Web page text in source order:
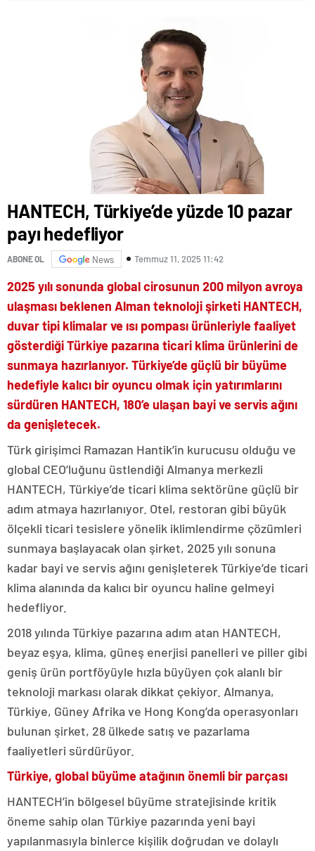
HANTECH, Türkiye’de yüzde 10 pazar
payı hedefliyor
ABONE OL News Temmuz 11, 2025 11:42
2025 yılı sonunda global cirosunun 200 milyon avroya
ulaşması beklenen Alman teknoloji şirketi HANTECH,
duvar tipi klimalar ve ısı pompası ürünleriyle faaliyet
gösterdiği Türkiye pazarına ticari klima ürünlerini de
sunmaya hazırlanıyor. Türkiye’de güçlü bir büyüme
hedefiyle kalıcı bir oyuncu olmak için yatırımlarını
sürdüren HANTECH, 180’e ulaşan bayi ve servis ağını
da genişletecek.
Türk girişimci Ramazan Hantik’in kurucusu olduğu ve
global CEO’luğunu üstlendiği Almanya merkezli
HANTECH, Türkiye’de ticari klima sektörüne güçlü bir
adım atmaya hazırlanıyor. Otel, restoran gibi büyük
ölçekli ticari tesislere yönelik iklimlendirme çözümleri
sunmaya başlayacak olan şirket, 2025 yılı sonuna
kadar bayi ve servis ağını genişleterek Türkiye’de ticari
klima alanında da kalıcı bir oyuncu haline gelmeyi
hedefliyor.
2018 yılında Türkiye pazarına adım atan HANTECH,
beyaz eşya, klima, güneş enerjisi panelleri ve piller gibi
geniş ürün portföyüyle hızla büyüyen çok alanlı bir
teknoloji markası olarak dikkat çekiyor. Almanya,
Türkiye, Güney Afrika ve Hong Kong’da operasyonları
bulunan şirket, 28 ülkede satış ve pazarlama
faaliyetleri sürdürüyor.
Türkiye, global büyüme atağının önemli bir parçası
HANTECH’in bölgesel büyüme stratejisinde kritik
öneme sahip olan Türkiye pazarında yeni bayi
yapılanmasıyla binlerce kişilik doğrudan ve dolaylı